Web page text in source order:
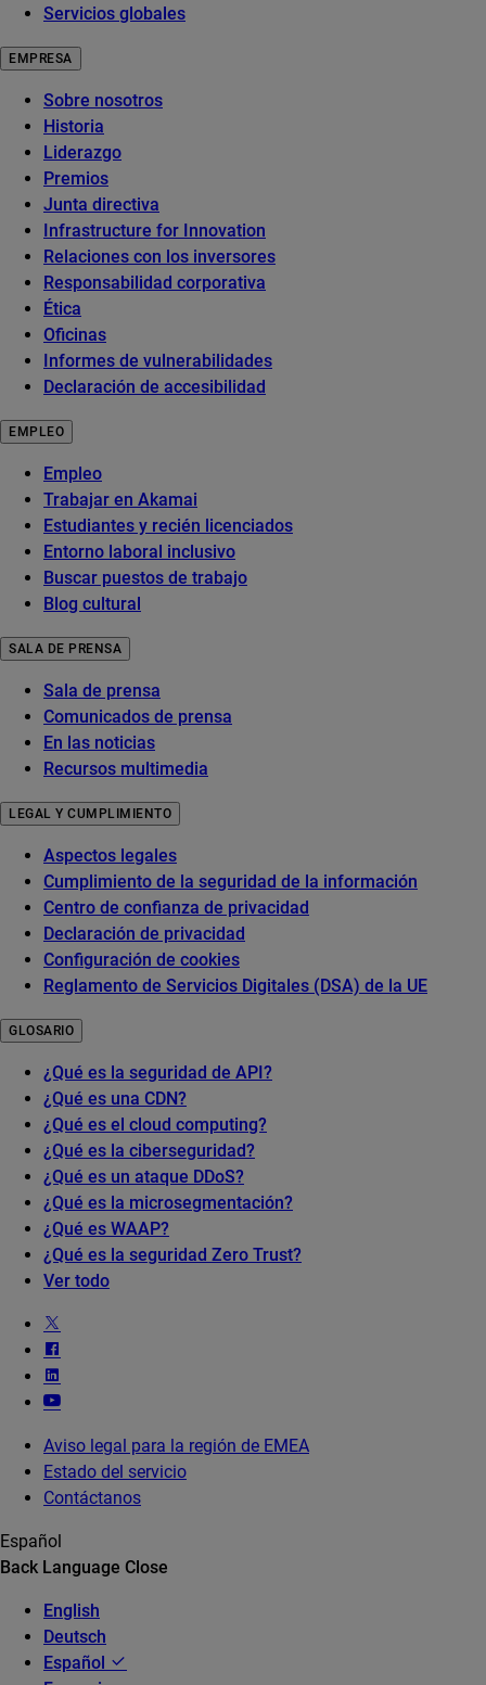
Servicios globales
EMPRESA
Sobre nosotros
Historia
Liderazgo
Premios
Junta directiva
Infrastructure for Innovation
Relaciones con los inversores
Responsabilidad corporativa
Ética
Oficinas
Informes de vulnerabilidades
Declaración de accesibilidad
EMPLEO
Empleo
Trabajar en Akamai
Estudiantes y recién licenciados
Entorno laboral inclusivo
Buscar puestos de trabajo
Blog cultural
SALA DE PRENSA
Sala de prensa
Comunicados de prensa
En las noticias
Recursos multimedia
LEGAL Y CUMPLIMIENTO
Aspectos legales
Cumplimiento de la seguridad de la información
Centro de confianza de privacidad
Declaración de privacidad
Configuración de cookies
Reglamento de Servicios Digitales (DSA) de la UE
GLOSARIO
¿Qué es la seguridad de API?
¿Qué es una CDN?
¿Qué es el cloud computing?
¿Qué es la ciberseguridad?
¿Qué es un ataque DDoS?
¿Qué es la microsegmentación?
¿Qué es WAAP?
¿Qué es la seguridad Zero Trust?
Ver todo
Aviso legal para la región de EMEA
Estado del servicio
Contáctanos
Español
Back Language Close
English
Deutsch
Español